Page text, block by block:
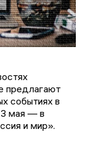
предлагают
событиях в
мая — в
и мир».